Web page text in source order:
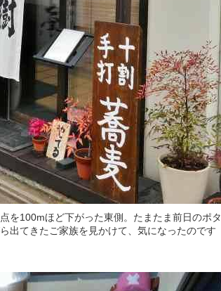
を100mほど下がった東側。たまたま前日のポタ
出てきたご家族を見かけて、気になったのです